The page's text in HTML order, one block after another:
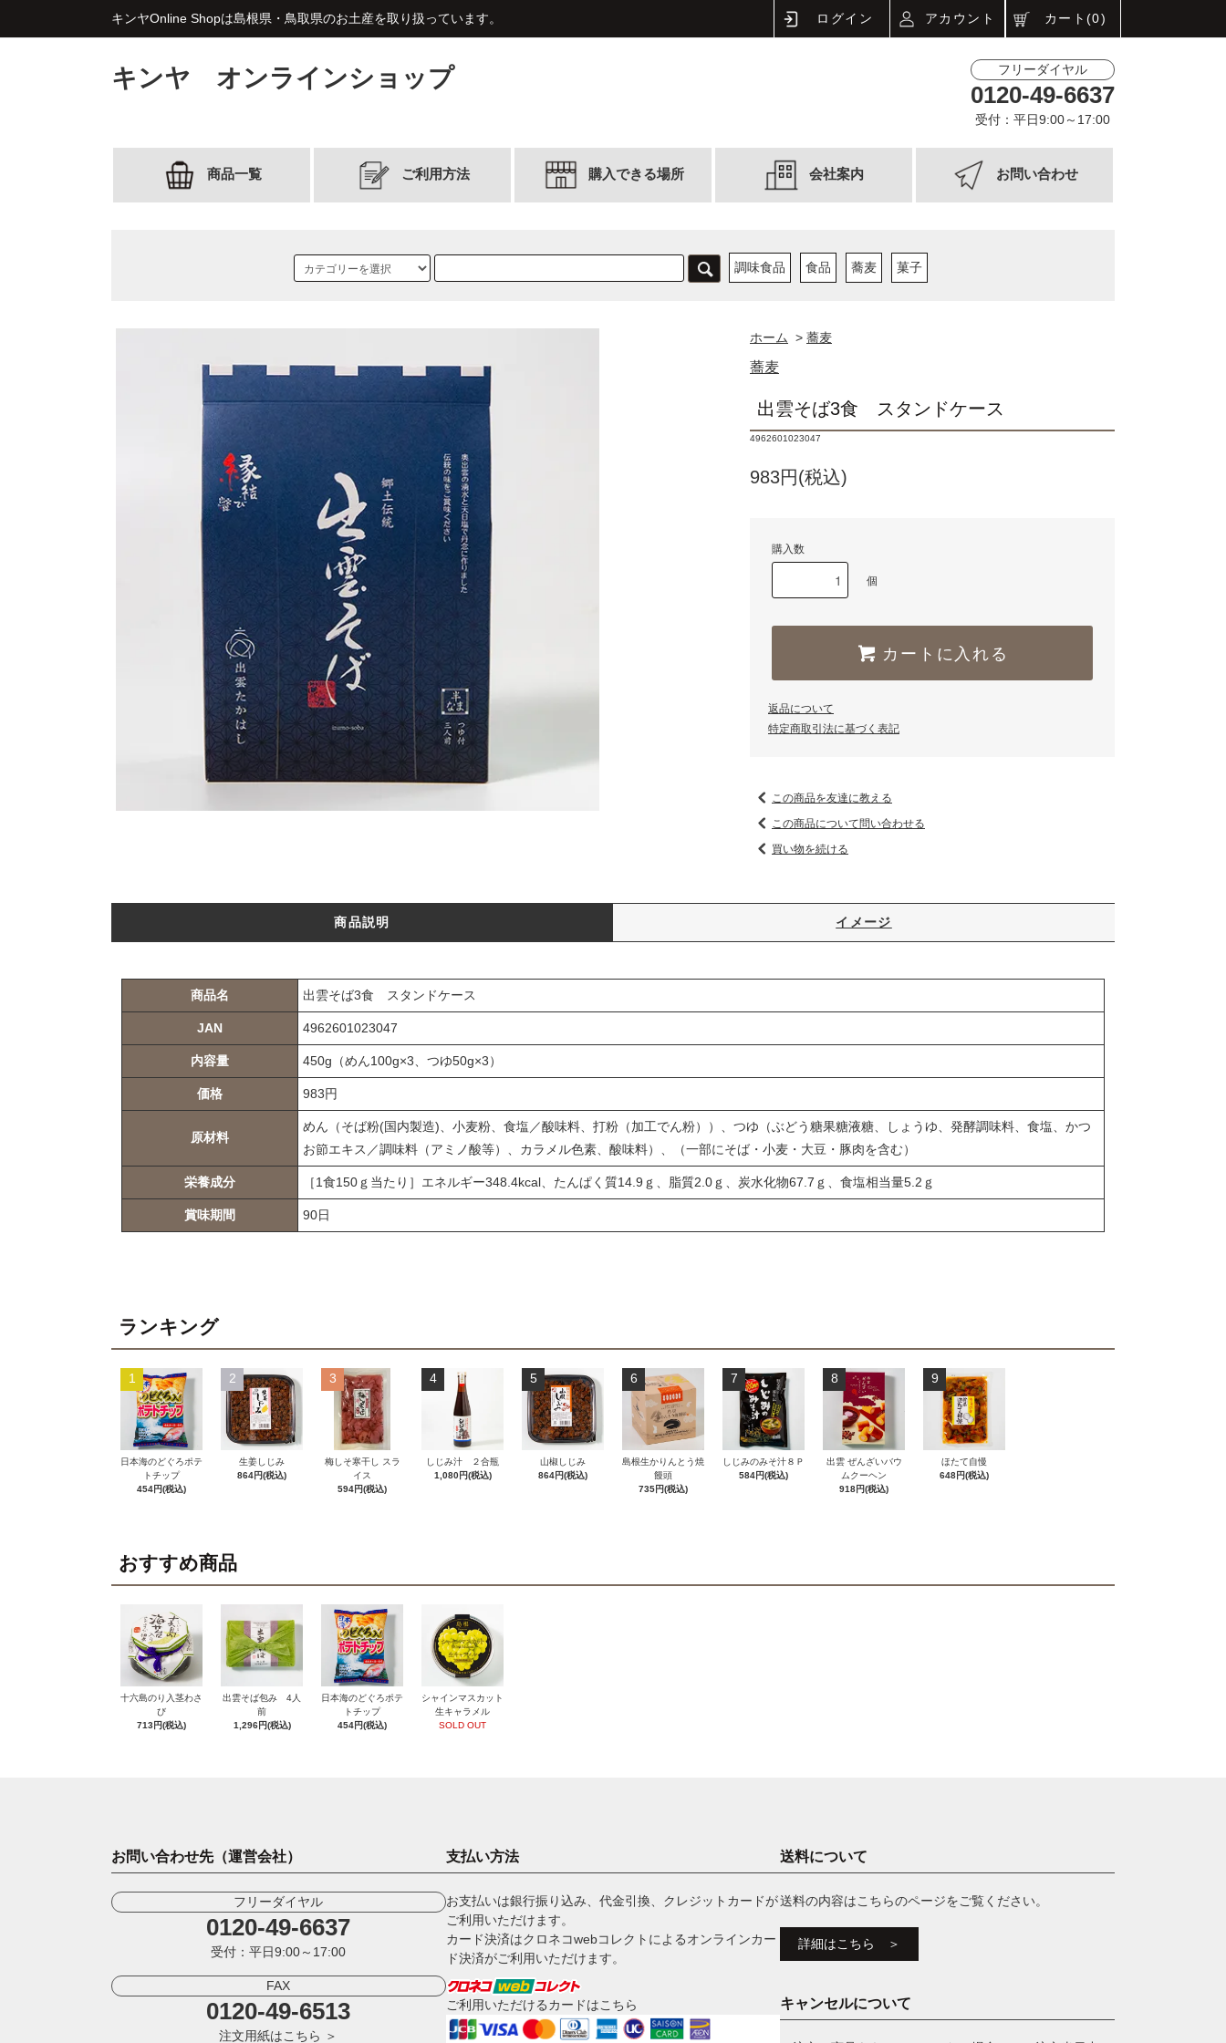
キンヤOnline Shopは島根県・鳥取県のお土産を取り扱っています。 ログイン アカウント カート(0)
キンヤ オンラインショップ フリーダイヤル
0120-49-6637
受付：平日9:00～17:00
商品一覧 ご利用方法 購入できる場所 会社案内 お問い合わせ
調味食品 食品 蕎麦 菓子
ホーム > 蕎麦
蕎麦
出雲そば3食 スタンドケース
4962601023047
983円(税込)
購入数
個
カートに入れる
返品について
特定商取引法に基づく表記
この商品を友達に教える
この商品について問い合わせる
買い物を続ける
商品説明 イメージ
商品名 出雲そば3食 スタンドケース
JAN 4962601023047
内容量 450g（めん100g×3、つゆ50g×3）
価格 983円
原材料
めん（そば粉(国内製造)、小麦粉、食塩／酸味料、打粉（加工でん粉））、つゆ（ぶどう糖果糖液糖、しょうゆ、発酵調味料、食塩、かつ
お節エキス／調味料（アミノ酸等）、カラメル色素、酸味料）、（一部にそば・小麦・大豆・豚肉を含む）
栄養成分 ［1食150ｇ当たり］エネルギー348.4kcal、たんぱく質14.9ｇ、脂質2.0ｇ、炭水化物67.7ｇ、食塩相当量5.2ｇ
賞味期間 90日
ランキング
1
日本海のどぐろポテ
トチップ
454円(税込)
2
生姜しじみ
864円(税込)
3
梅しそ寒干し スラ
イス
594円(税込)
4
しじみ汁 ２合瓶
1,080円(税込)
5
山椒しじみ
864円(税込)
6
島根生かりんとう焼
饅頭
735円(税込)
7
しじみのみそ汁８Ｐ
584円(税込)
8
出雲 ぜんざいバウ
ムクーヘン
918円(税込)
9
ほたて自慢
648円(税込)
おすすめ商品
十六島のり入茎わさ
び
713円(税込)
出雲そば包み 4人
前
1,296円(税込)
日本海のどぐろポテ
トチップ
454円(税込)
シャインマスカット
生キャラメル
SOLD OUT
お問い合わせ先（運営会社）
フリーダイヤル
0120-49-6637
受付：平日9:00～17:00
FAX
0120-49-6513
注文用紙はこちら ＞
支払い方法
お支払いは銀行振り込み、代金引換、クレジットカードが
ご利用いただけます。
カード決済はクロネコwebコレクトによるオンラインカー
ド決済がご利用いただけます。
ご利用いただけるカードはこちら
送料について
送料の内容はこちらのページをご覧ください。
詳細はこちら ＞
キャンセルについて